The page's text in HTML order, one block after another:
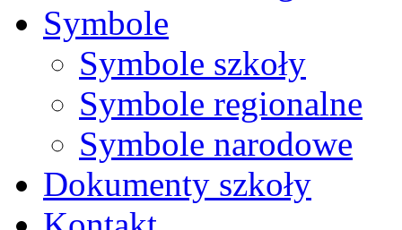
Symbole
Symbole szkoły
Symbole regionalne
Symbole narodowe
Dokumenty szkoły